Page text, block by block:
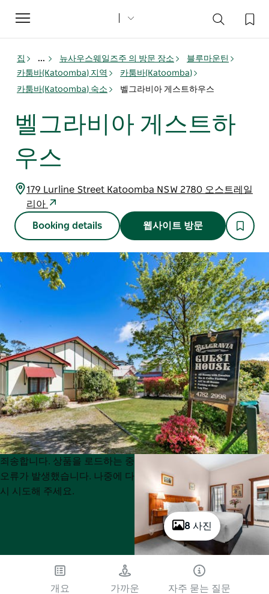
Toggle
navigation
집 ... 뉴사우스웨일즈주 의 방문 장소
블루마운틴
카툼바(Katoomba) 지역
카툼바(Katoomba)
카툼바(Katoomba) 숙소
벨그라비아 게스트하우스
벨그라비아 게스트하
우스
179 Lurline Street Katoomba NSW 2780 오스트레일
리아
Booking details 웹사이트 방문
8 사진
Product
List
Product
List
죄송합니다. 상품을 로드하는 중
오류가 발생했습니다. 나중에 다
시 시도해 주세요.
개요 가까운 자주 묻는 질문